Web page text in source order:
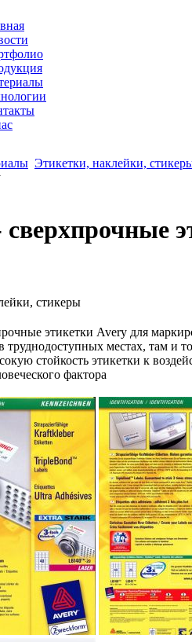
Этикетки, наклейки,
сверхпрочные
стикеры
этикетки Avery для
труднодоступных местах, там и
стойкость этикетки к
фактора